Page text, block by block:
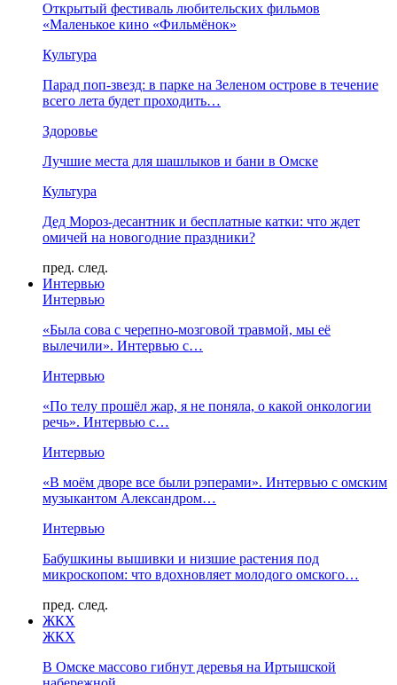
Открытый фестиваль любительских фильмов
«Маленькое кино «Фильмёнок»
Культура
Парад поп-звезд: в парке на Зеленом острове в течение
всего лета будет проходить…
Здоровье
Лучшие места для шашлыков и бани в Омске
Культура
Дед Мороз-десантник и бесплатные катки: что ждет
омичей на новогодние праздники?
пред. след.
Интервью
Интервью
«Была сова с черепно-мозговой травмой, мы её
вылечили». Интервью с…
Интервью
«По телу прошёл жар, я не поняла, о какой онкологии
речь». Интервью с…
Интервью
«В моём дворе все были рэперами». Интервью с омским
музыкантом Александром…
Интервью
Бабушкины вышивки и низшие растения под
микроскопом: что вдохновляет молодого омского…
пред. след.
ЖКХ
ЖКХ
В Омске массово гибнут деревья на Иртышской